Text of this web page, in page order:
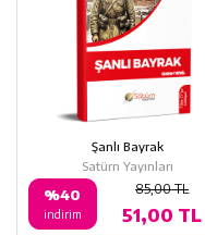
Şanlı Bayrak
Satürn Yayınları
%40
indirim
85,00 TL
51,00 TL